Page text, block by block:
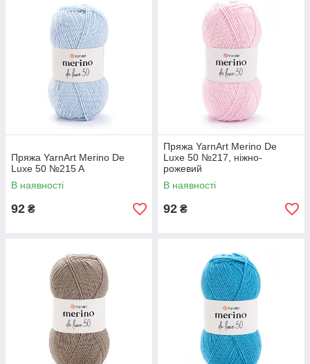
Пряжа YarnArt Merino De
Luxe 50 №215 A
В наявності
92 ₴
Пряжа YarnArt Merino De
Luxe 50 №217, ніжно-
рожевий
В наявності
92 ₴